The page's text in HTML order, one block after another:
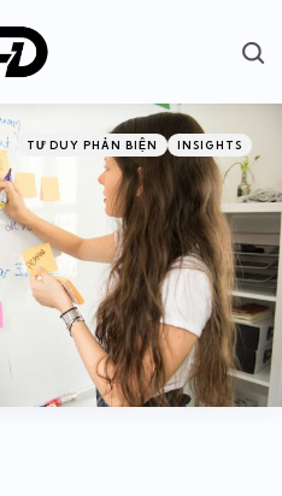
Categories
Posted
TƯ DUY PHẢN BIỆN INSIGHTS